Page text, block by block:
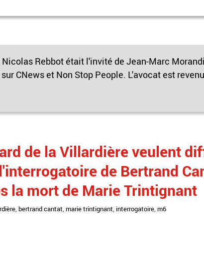
Rebbot était l'invité de Jean-Marc
CNews et Non Stop People. L'avocat est
de la Villardière veulent
de Bertrand
la mort de Marie Trintignant
bertrand cantat marie trintignant interrogatoire m6